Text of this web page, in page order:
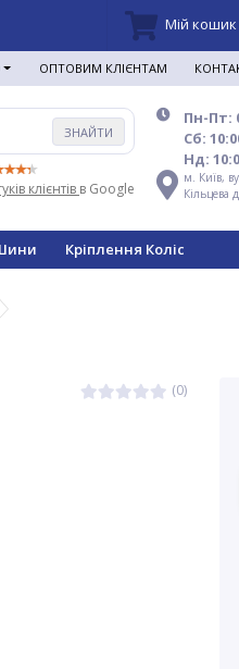
Мій кошик
ОПТОВИМ КЛІЄНТАМ
ЗНАЙТИ
клієнтів в Google
Пн-Пт:
Сб:
Нд:
м. Київ,
Кільцева
Кріплення Коліс
(0)